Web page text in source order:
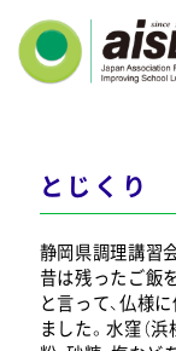
とじくり
静岡県調理講習
昔は残ったご飯
と言って、仏様
ました。水窪（